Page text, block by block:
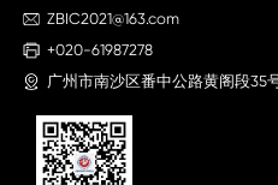
ZBIC2021@163.com
+020-61987278
广州市南沙区番中公路黄阁段35